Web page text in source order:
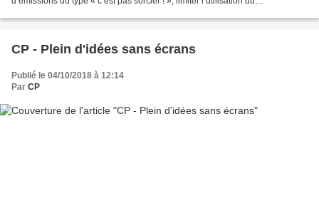
CP - Plein d'idées sans écrans
Publié le 04/10/2018 à 12:14
Par CP